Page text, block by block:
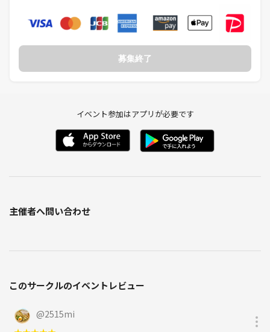
募集終了
イベント参加はアプリが必要です
主催者へ問い合わせ
このサークルのイベントレビュー
@2515mi